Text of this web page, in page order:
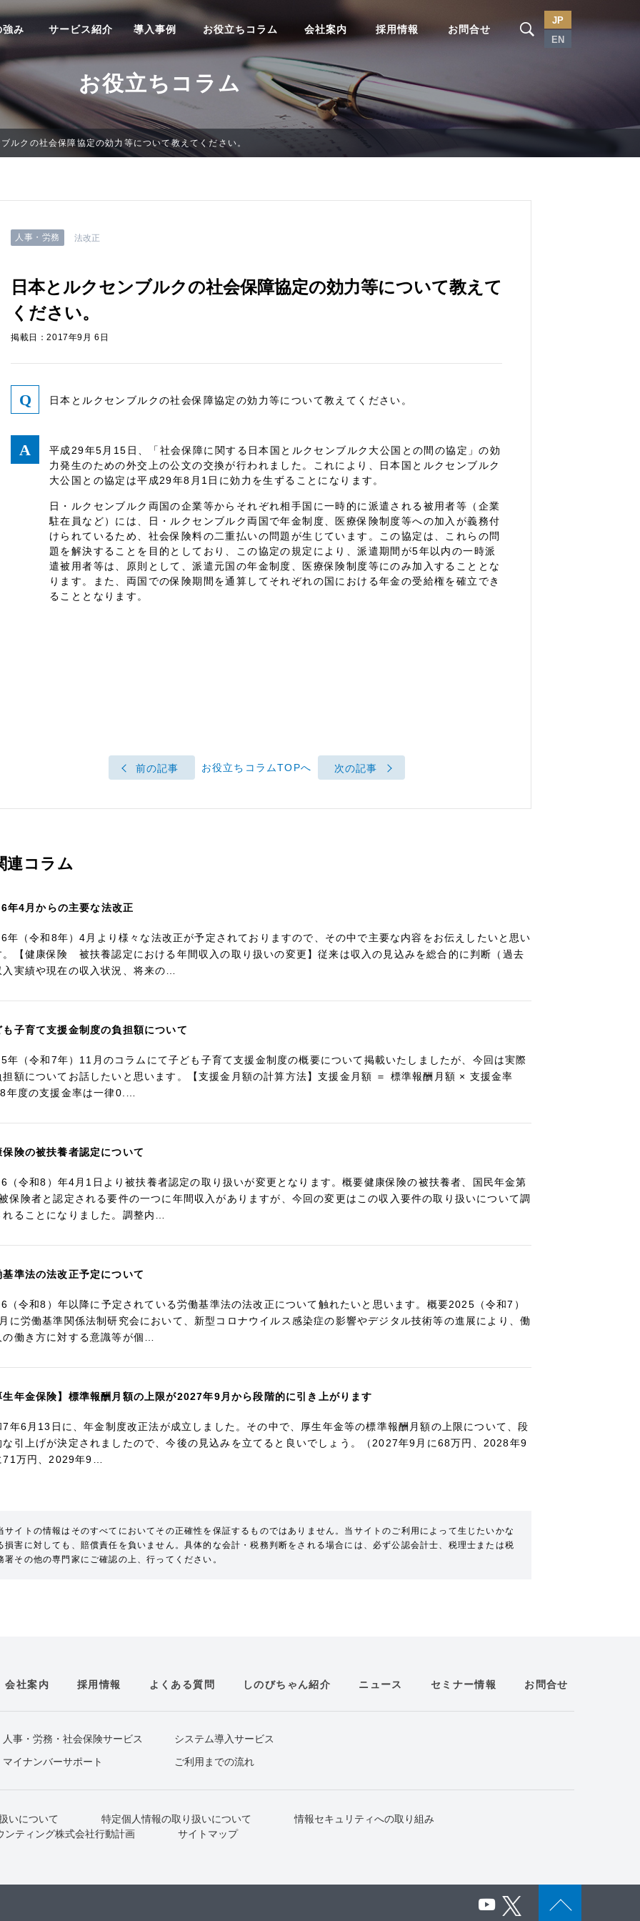
強み サービス紹介 導入事例 お役立ちコラム 会社案内 採用情報 お問合せ
JP
EN
お役立ちコラム
ルクの社会保障協定の効力等について教えてください。
人事・労務 法改正
日本とルクセンブルクの社会保障協定の効力等について教えて
ください。
掲載日：2017年9月 6日
日本とルクセンブルクの社会保障協定の効力等について教えてください。
平成29年5月15日、「社会保障に関する日本国とルクセンブルク大公国との間の協定」の効
力発生のための外交上の公文の交換が行われました。これにより、日本国とルクセンブルク
大公国との協定は平成29年8月1日に効力を生ずることになります。
日・ルクセンブルク両国の企業等からそれぞれ相手国に一時的に派遣される被用者等（企業
駐在員など）には、日・ルクセンブルク両国で年金制度、医療保険制度等への加入が義務付
けられているため、社会保険料の二重払いの問題が生じています。この協定は、これらの問
題を解決することを目的としており、この協定の規定により、派遣期間が5年以内の一時派
遣被用者等は、原則として、派遣元国の年金制度、医療保険制度等にのみ加入することとな
ります。また、両国での保険期間を通算してそれぞれの国における年金の受給権を確立でき
ることとなります。
前の記事 お役立ちコラムTOPへ 次の記事
連コラム
年4月からの主要な法改正
年（令和8年）4月より様々な法改正が予定されておりますので、その中で主要な内容をお伝えしたいと思い
。【健康保険 被扶養認定における年間収入の取り扱いの変更】従来は収入の見込みを総合的に判断（過去
入実績や現在の収入状況、将来の…
も子育て支援金制度の負担額について
年（令和7年）11月のコラムにて子ども子育て支援金制度の概要について掲載いたしましたが、今回は実際
担額についてお話したいと思います。【支援金月額の計算方法】支援金月額 ＝ 標準報酬月額 × 支援金率
年度の支援金率は一律0.…
保険の被扶養者認定について
（令和8）年4月1日より被扶養者認定の取り扱いが変更となります。概要健康保険の被扶養者、国民年金第
保険者と認定される要件の一つに年間収入がありますが、今回の変更はこの収入要件の取り扱いについて調
れることになりました。調整内…
基準法の法改正予定について
（令和8）年以降に予定されている労働基準法の法改正について触れたいと思います。概要2025（令和7）
に労働基準関係法制研究会において、新型コロナウイルス感染症の影響やデジタル技術等の進展により、働
の働き方に対する意識等が個…
生年金保険】標準報酬月額の上限が2027年9月から段階的に引き上がります
7年6月13日に、年金制度改正法が成立しました。その中で、厚生年金等の標準報酬月額の上限について、段
な引上げが決定されましたので、今後の見込みを立てると良いでしょう。（2027年9月に68万円、2028年9
71万円、2029年9…
サイトの情報はそのすべてにおいてその正確性を保証するものではありません。当サイトのご利用によって生じたいかな
損害に対しても、賠償責任を負いません。具体的な会計・税務判断をされる場合には、必ず公認会計士、税理士または税
署その他の専門家にご確認の上、行ってください。
会社案内 採用情報 よくある質問 しのびちゃん紹介 ニュース セミナー情報 お問合せ
人事・労務・社会保険サービス
システム導入サービス
マイナンバーサポート ご利用までの流れ
いについて 特定個人情報の取り扱いについて
情報セキュリティへの取り組み
ンティング株式会社行動計画 サイトマップ